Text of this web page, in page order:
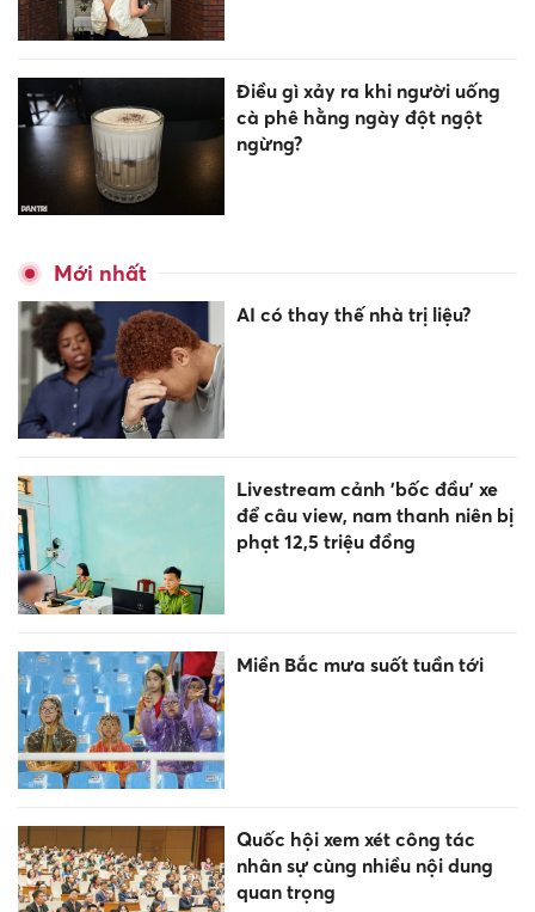
Điều gì xảy ra khi người uống
cà phê hằng ngày đột ngột
ngừng?
Mới nhất
AI có thay thế nhà trị liệu?
Livestream cảnh 'bốc đầu' xe
để câu view, nam thanh niên bị
phạt 12,5 triệu đồng
Miền Bắc mưa suốt tuần tới
Quốc hội xem xét công tác
nhân sự cùng nhiều nội dung
quan trọng